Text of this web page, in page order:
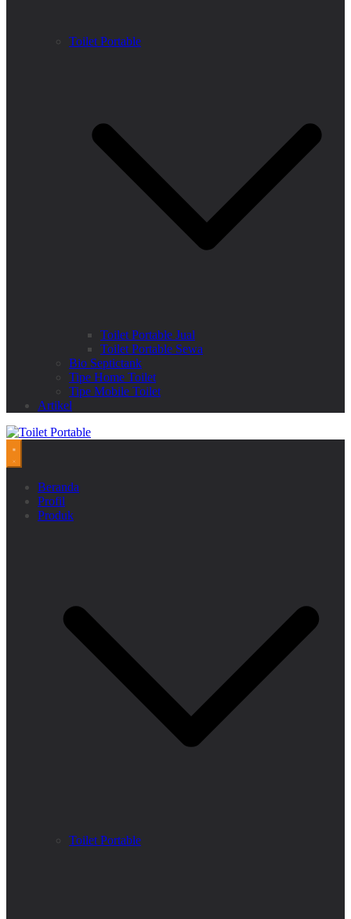
Toilet Portable
Toilet Portable Jual
Toilet Portable Sewa
Bio Septictank
Tipe Home Toilet
Tipe Mobile Toilet
Artikel
Beranda
Profil
Produk
Toilet Portable